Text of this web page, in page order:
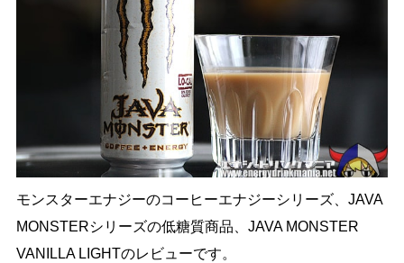
モンスターエナジーのコーヒーエナジーシリーズ、JAVA
MONSTERシリーズの低糖質商品、JAVA MONSTER
VANILLA LIGHTのレビューです。